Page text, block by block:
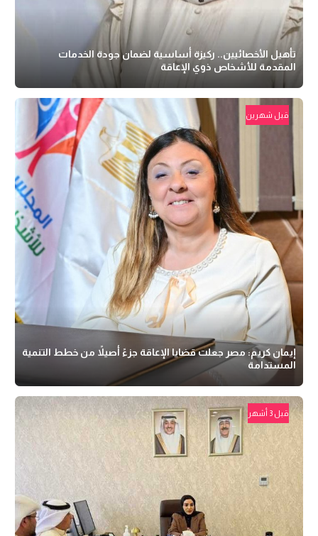
تأهيل الأخصائيين.. ركيزة أساسية لضمان جودة الخدمات
المقدمة للأشخاص ذوي الإعاقة
قبل شهرين
إيمان كريم: مصر جعلت قضايا الإعاقة جزءً أصيلاً من خطط التنمية
المستدامة
قبل 3 أشهر